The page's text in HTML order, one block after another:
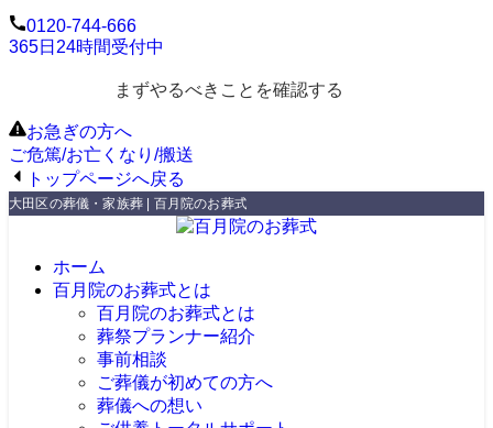
0120-744-666
365日24時間受付中
まずやるべきことを確認する
お急ぎの方へ
ご危篤/お亡くなり/搬送
トップページへ戻る
大田区の葬儀・家族葬 | 百月院のお葬式
ホーム
百月院のお葬式とは
百月院のお葬式とは
葬祭プランナー紹介
事前相談
ご葬儀が初めての方へ
葬儀への想い